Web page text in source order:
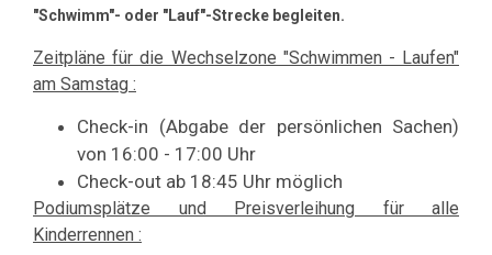
"Schwimm"- oder "Lauf"-Strecke begleiten.
Zeitpläne für die Wechselzone "Schwimmen - Laufen"
am Samstag :
Check-in (Abgabe der persönlichen Sachen)
von 16:00 - 17:00 Uhr
Check-out ab 18:45 Uhr möglich
Podiumsplätze und Preisverleihung für alle
Kinderrennen :